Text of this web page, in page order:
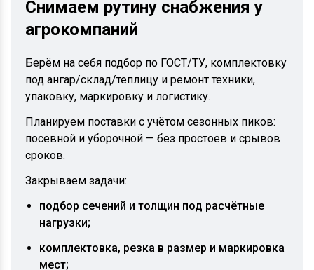
Снимаем рутину снабжения у
агрокомпаний
Берём на себя подбор по ГОСТ/ТУ, комплектовку
под ангар/склад/теплицу и ремонт техники,
упаковку, маркировку и логистику.
Планируем поставки с учётом сезонных пиков:
посевной и уборочной — без простоев и срывов
сроков.
Закрываем задачи:
подбор сечений и толщин под расчётные
нагрузки;
комплектовка, резка в размер и маркировка
мест;